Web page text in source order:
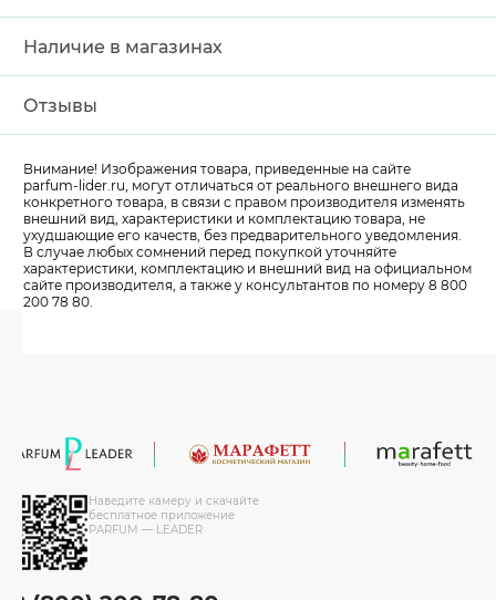
Наличие в магазинах
Отзывы
Внимание! Изображения товара, приведенные на сайте
parfum-lider.ru, могут отличаться от реального внешнего вида
конкретного товара, в связи с правом производителя изменять
внешний вид, характеристики и комплектацию товара, не
ухудшающие его качеств, без предварительного уведомления.
В случае любых сомнений перед покупкой уточняйте
характеристики, комплектацию и внешний вид на официальном
сайте производителя, а также у консультантов по номеру 8 800
200 78 80.
Наведите камеру и скачайте
бесплатное приложение
PARFUM — LEADER